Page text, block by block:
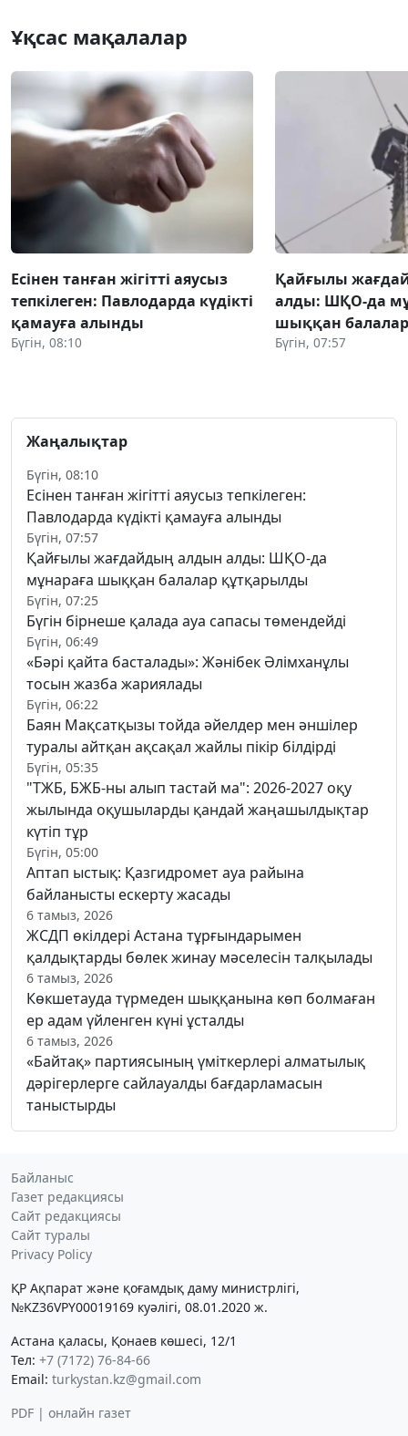
Ұқсас мақалалар
Есінен танған жігітті аяусыз
тепкілеген: Павлодарда күдікті
қамауға алынды
Бүгін, 08:10
Қайғылы
алды: ШҚО-да
шыққан
Бүгін, 07:57
Жаңалықтар
Бүгін, 08:10
Есінен танған жігітті аяусыз тепкілеген:
Павлодарда күдікті қамауға алынды
Бүгін, 07:57
Қайғылы жағдайдың алдын алды: ШҚО-да
мұнараға шыққан балалар құтқарылды
Бүгін, 07:25
Бүгін бірнеше қалада ауа сапасы төмендейді
Бүгін, 06:49
«Бәрі қайта басталады»: Жәнібек Әлімханұлы
тосын жазба жариялады
Бүгін, 06:22
Баян Мақсатқызы тойда әйелдер мен әншілер
туралы айтқан ақсақал жайлы пікір білдірді
Бүгін, 05:35
"ТЖБ, БЖБ-ны алып тастай ма": 2026-2027 оқу
жылында оқушыларды қандай жаңашылдықтар
күтіп тұр
Бүгін, 05:00
Аптап ыстық: Қазгидромет ауа райына
байланысты ескерту жасады
6 тамыз, 2026
ЖСДП өкілдері Астана тұрғындарымен
қалдықтарды бөлек жинау мәселесін талқылады
6 тамыз, 2026
Көкшетауда түрмеден шыққанына көп болмаған
ер адам үйленген күні ұсталды
6 тамыз, 2026
«Байтақ» партиясының үміткерлері алматылық
дәрігерлерге сайлауалды бағдарламасын
таныстырды
Байланыс
Газет редакциясы
Сайт редакциясы
Сайт туралы
Privacy Policy
ҚР Ақпарат және қоғамдық даму министрлігі,
№KZ36VPY00019169 куәлігі, 08.01.2020 ж.
Астана қаласы, Қонаев көшесі, 12/1
Тел: +7 (7172) 76-84-66
Email: turkystan.kz@gmail.com
PDF | онлайн газет